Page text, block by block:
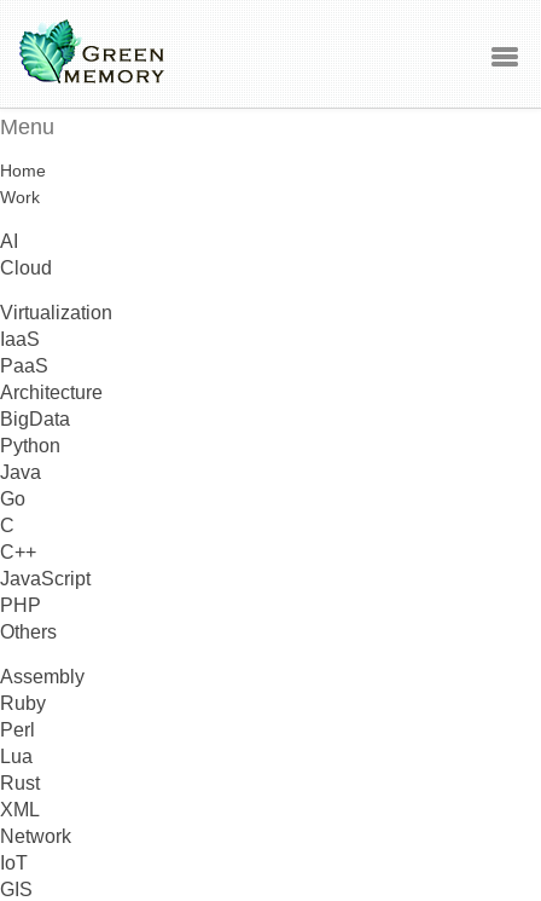
Menu
Home
Work
AI
Cloud
Virtualization
IaaS
PaaS
Architecture
BigData
Python
Java
Go
C
C++
JavaScript
PHP
Others
Assembly
Ruby
Perl
Lua
Rust
XML
Network
IoT
GIS